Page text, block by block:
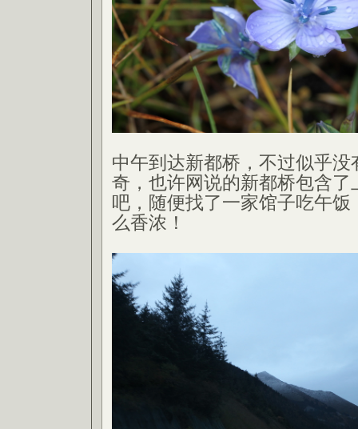
中午到达新都桥，不过似乎
奇，也许网说的新都桥包含了
吧，随便找了一家馆子吃午
么香浓！